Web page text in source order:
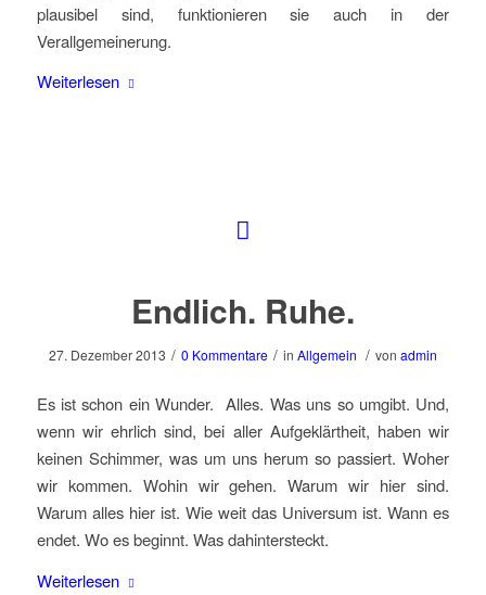
plausibel sind, funktionieren sie auch in der
Verallgemeinerung.
Weiterlesen
Endlich. Ruhe.
27. Dezember 2013 / 0 Kommentare / in Allgemein / von admin
Es ist schon ein Wunder. Alles. Was uns so umgibt. Und,
wenn wir ehrlich sind, bei aller Aufgeklärtheit, haben wir
keinen Schimmer, was um uns herum so passiert. Woher
wir kommen. Wohin wir gehen. Warum wir hier sind.
Warum alles hier ist. Wie weit das Universum ist. Wann es
endet. Wo es beginnt. Was dahintersteckt.
Weiterlesen